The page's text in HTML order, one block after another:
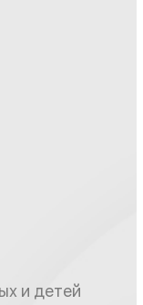
и детей